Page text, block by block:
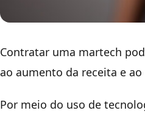
Contratar uma martech
ao aumento da receita e
Por meio do uso de